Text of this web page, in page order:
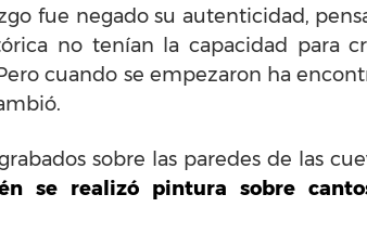
fue negado su autenticidad,
no tenían la capacidad para
cuando se empezaron ha
sobre las paredes de las
se realizó pintura sobre